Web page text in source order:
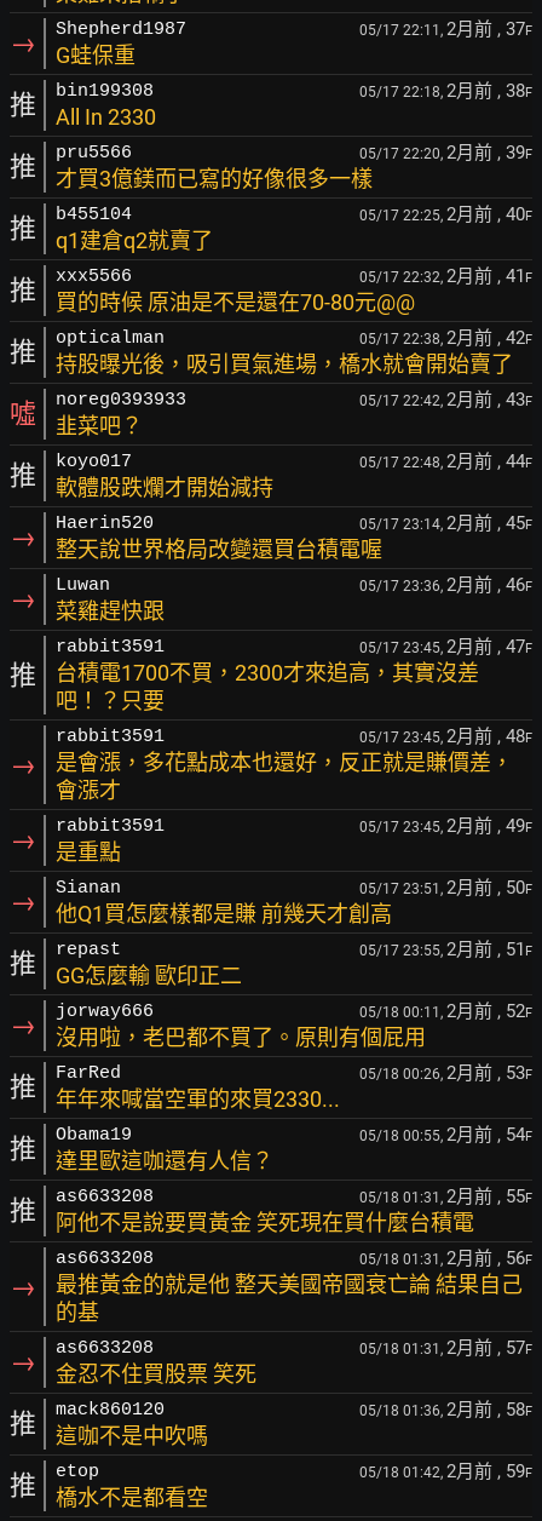
→ Shepherd1987 05/17 22:11, 2月前 , 37F
G蛙保重
推 bin199308 05/17 22:18, 2月前 , 38F
All In 2330
推 pru5566 05/17 22:20, 2月前 , 39F
才買3億鎂而已寫的好像很多一樣
推 b455104 05/17 22:25, 2月前 , 40F
q1建倉q2就賣了
推 xxx5566 05/17 22:32, 2月前 , 41 F
買的時候 原油是不是還在70-80元@@
推 opticalman 05/17 22:38, 2月前 , 42F
持股曝光後，吸引買氣進場，橋水就會開始賣了
噓 noreg0393933 05/17 22:42, 2月前 , 43F
韭菜吧？
推 koyo017 05/17 22:48, 2月前 , 44F
軟體股跌爛才開始減持
→ Haerin520 05/17 23:14, 2月前 , 45F
整天說世界格局改變還買台積電喔
→ Luwan 05/17 23:36, 2月前 , 46F
菜雞趕快跟
推
rabbit3591 05/17 23:45, 2月前 , 47F
台積電1700不買，2300才來追高，其實沒差
吧！？只要
→
rabbit3591 05/17 23:45, 2月前 , 48F
是會漲，多花點成本也還好，反正就是賺價差，
會漲才
→ rabbit3591 05/17 23:45, 2月前 , 49F
是重點
→ Sianan 05/17 23:51, 2月前 , 50F
他Q1買怎麼樣都是賺 前幾天才創高
推 repast 05/17 23:55, 2月前 , 51 F
GG怎麼輸 歐印正二
→ jorway666 05/18 00:11, 2月前 , 52F
沒用啦，老巴都不買了。原則有個屁用
推 FarRed 05/18 00:26, 2月前 , 53F
年年來喊當空軍的來買2330...
推 Obama19 05/18 00:55, 2月前 , 54F
達里歐這咖還有人信？
推 as6633208 05/18 01:31, 2月前 , 55F
阿他不是說要買黃金 笑死現在買什麼台積電
→
as6633208 05/18 01:31, 2月前 , 56F
最推黃金的就是他 整天美國帝國衰亡論 結果自己
的基
→ as6633208 05/18 01:31, 2月前 , 57F
金忍不住買股票 笑死
推 mack860120 05/18 01:36, 2月前 , 58F
這咖不是中吹嗎
推 etop 05/18 01:42, 2月前 , 59F
橋水不是都看空